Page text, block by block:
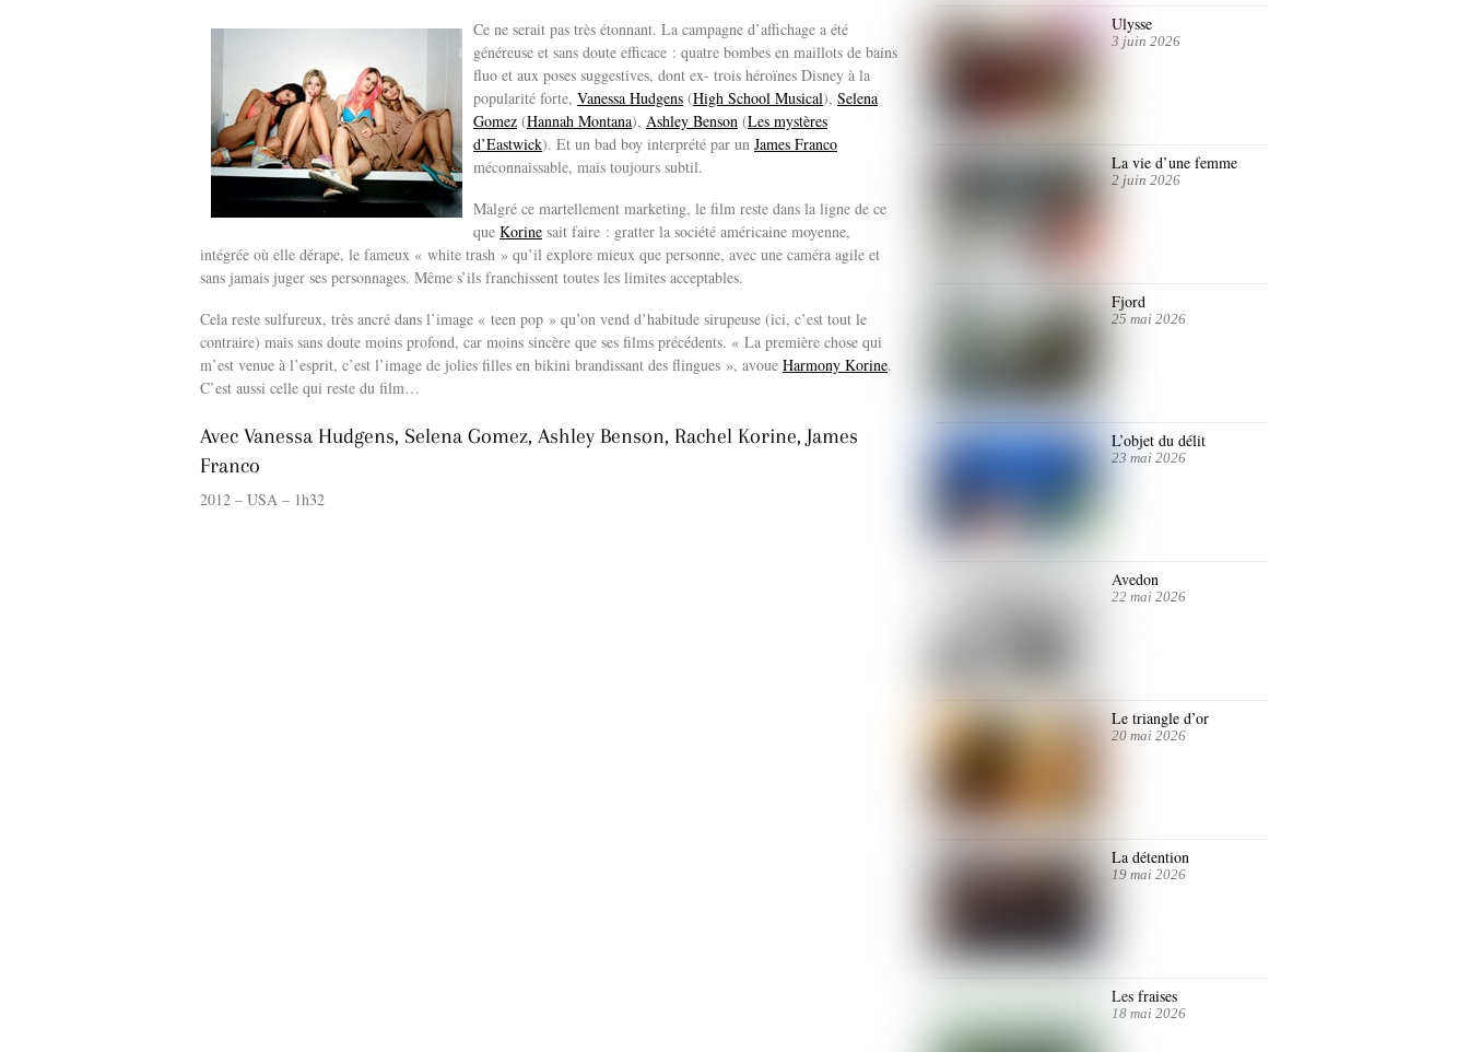
Ce ne serait pas très étonnant. La campagne d’affichage a été
généreuse et sans doute efficace : quatre bombes en maillots de bains
fluo et aux poses suggestives, dont ex- trois héroïnes Disney à la
popularité forte, Vanessa Hudgens (High School Musical), Selena
Gomez (Hannah Montana), Ashley Benson (Les mystères
d’Eastwick). Et un bad boy interprété par un James Franco
méconnaissable, mais toujours subtil.
Malgré ce martellement marketing, le film reste dans la ligne de ce
que Korine sait faire : gratter la société américaine moyenne,
intégrée où elle dérape, le fameux « white trash » qu’il explore mieux que personne, avec une caméra agile et
sans jamais juger ses personnages. Même s’ils franchissent toutes les limites acceptables.
Cela reste sulfureux, très ancré dans l’image « teen pop » qu’on vend d’habitude sirupeuse (ici, c’est tout le
contraire) mais sans doute moins profond, car moins sincère que ses films précédents. « La première chose qui
m’est venue à l’esprit, c’est l’image de jolies filles en bikini brandissant des flingues », avoue Harmony Korine.
C’est aussi celle qui reste du film…
Avec Vanessa Hudgens, Selena Gomez, Ashley Benson, Rachel Korine, James
Franco
2012 – USA – 1h32
Ulysse
3 juin 2026
La vie d’une femme
2 juin 2026
Fjord
25 mai 2026
L’objet du délit
23 mai 2026
Avedon
22 mai 2026
Le triangle d’or
20 mai 2026
La détention
19 mai 2026
Les fraises
18 mai 2026